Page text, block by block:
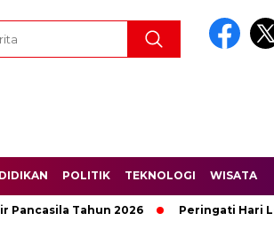
POLITIK TEKNOLOGI WISATA
Tahun 2026 Peringati Hari Lahir